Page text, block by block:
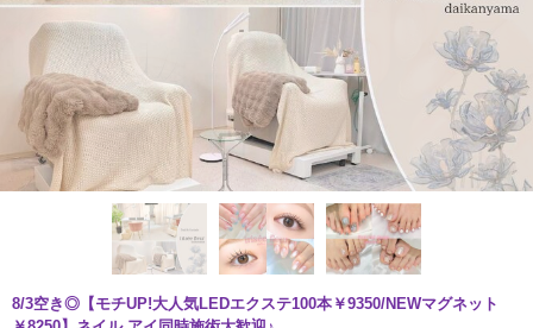
8/3空き◎【モチUP!大人気LEDエクステ100本￥9350/NEWマグネット